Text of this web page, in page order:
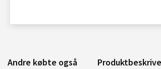
Andre købte også